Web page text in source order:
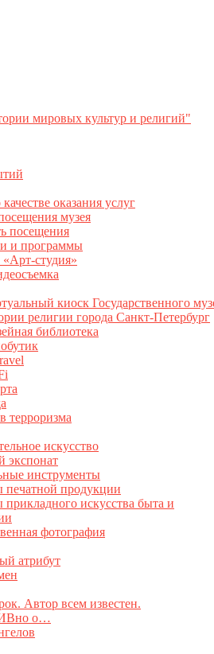
оказания услуг
музея
посещения
и программы
«Арт-студия»
киоск Государственного
религии города Санкт-Петербург
библиотека
терроризма
искусство
экспонат
инструменты
печатной продукции
искусства быта и
фотография
атрибут
Автор всем известен.
о…